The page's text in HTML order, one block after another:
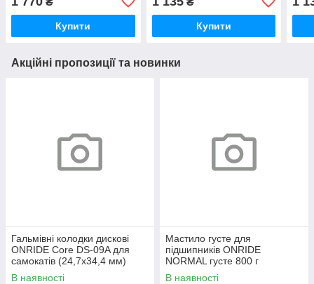
Купити Купити
шв.,
Акційні пропозиції та новинки
Гальмівні колодки дискові
ONRIDE Core DS-09A для
самокатів (24,7х34,4 мм)
напівметал
В наявності
Мастило густе для
підшипників ONRIDE
NORMAL густе 800 г
(металева банка)
В наявності